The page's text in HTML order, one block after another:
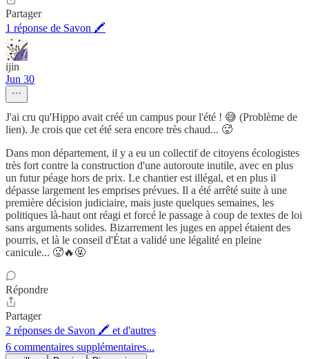
Partager
1 réponse de Savon 🖍
ijin
Jun 30
J'ai cru qu'Hippo avait créé un campus pour l'été ! 😅 (Problème de
lien). Je crois que cet été sera encore très chaud... 🥵
Dans mon département, il y a eu un collectif de citoyens écologistes
très fort contre la construction d'une autoroute inutile, avec en plus
un futur péage hors de prix. Le chantier est illégal, et en plus il
dépasse largement les emprises prévues. Il a été arrêté suite à une
première décision judiciaire, mais juste quelques semaines, les
politiques là-haut ont réagi et forcé le passage à coup de textes de loi
sans arguments solides. Bizarrement les juges en appel étaient des
pourris, et là le conseil d'État a validé une légalité en pleine
canicule... 🥵🔥🤬
Répondre
Partager
2 réponses de Savon 🖍 et d'autres
6 commentaires supplémentaires...